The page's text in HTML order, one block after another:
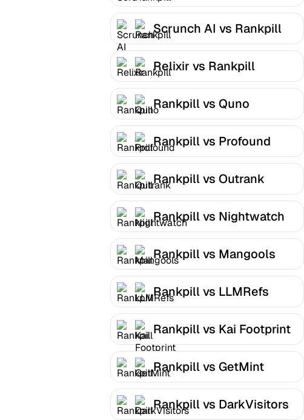
Scrunch AI vs Rankpill
Relixir vs Rankpill
Rankpill vs Quno
Rankpill vs Profound
Rankpill vs Outrank
Rankpill vs Nightwatch
Rankpill vs Mangools
Rankpill vs LLMRefs
Rankpill vs Kai Footprint
Rankpill vs GetMint
Rankpill vs DarkVisitors